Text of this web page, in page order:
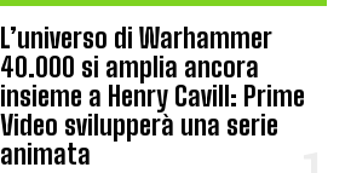
L’universo di Warhammer
40.000 si amplia ancora
insieme a Henry Cavill: Prime
Video svilupperà una serie
animata